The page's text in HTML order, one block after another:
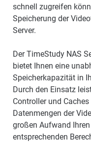
schnell zugreifen
Speicherung der
Server.
Der TimeStudy NAS
bietet Ihnen eine
Speicherkapazität in
Durch den Einsatz
Controller und
Datenmengen der
großen Aufwand
entsprechenden